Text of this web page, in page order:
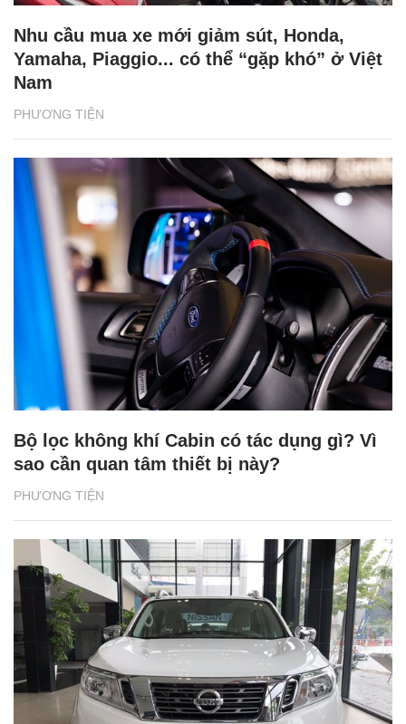
PHƯƠNG TIỆN
Nhu cầu mua xe mới giảm sút, Honda,
Yamaha, Piaggio... có thể “gặp khó” ở Việt
Nam
PHƯƠNG TIỆN
Bộ lọc không khí Cabin có tác dụng gì? Vì
sao cần quan tâm thiết bị này?